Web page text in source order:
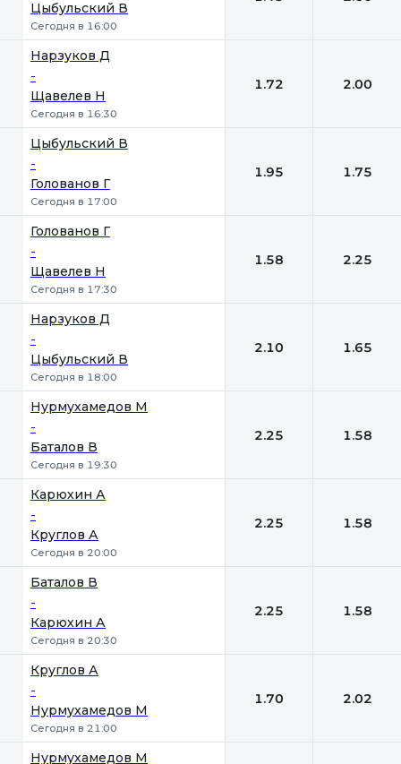
Цыбульский В
Сегодня в 16:00
Нарзуков Д
-
Щавелев Н
Сегодня в 16:30
1.72 2.00
Цыбульский В
-
Голованов Г
Сегодня в 17:00
1.95 1.75
Голованов Г
-
Щавелев Н
Сегодня в 17:30
1.58 2.25
Нарзуков Д
-
Цыбульский В
Сегодня в 18:00
2.10 1.65
Нурмухамедов М
-
Баталов В
Сегодня в 19:30
2.25 1.58
Карюхин А
-
Круглов А
Сегодня в 20:00
2.25 1.58
Баталов В
-
Карюхин А
Сегодня в 20:30
2.25 1.58
Круглов А
-
Нурмухамедов М
Сегодня в 21:00
1.70 2.02
Нурмухамедов М